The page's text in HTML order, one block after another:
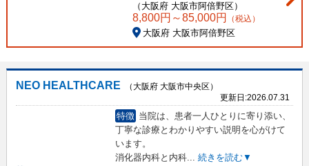
（ 大阪府 大阪市阿倍野区）
8,800円～85,000円 （税込）
大阪府 大阪市阿倍野区
NEO HEALTHCARE
（大阪府 大阪市中央区）
更新日:2026.07.31
特徴 当院は、患者一人ひとりに寄り添い、
丁寧な診療とわかりやすい説明を心がけて
います。
消化器内科と内科... 続きを読む▼